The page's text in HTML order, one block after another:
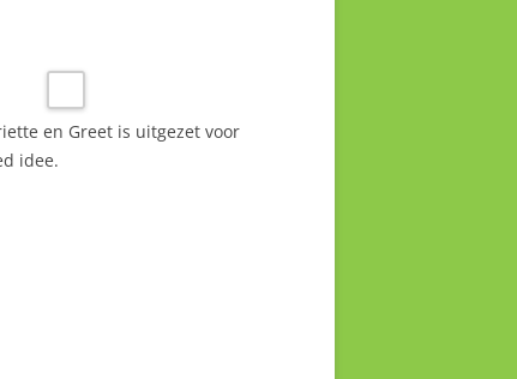
en Greet is uitgezet voor
idee.